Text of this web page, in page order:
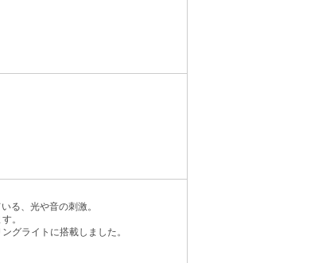
る、光や音の刺激。
。
グライトに搭載しました。